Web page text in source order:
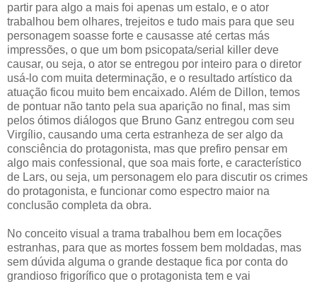
partir para algo a mais foi apenas um estalo, e o ator
trabalhou bem olhares, trejeitos e tudo mais para que seu
personagem soasse forte e causasse até certas más
impressões, o que um bom psicopata/serial killer deve
causar, ou seja, o ator se entregou por inteiro para o diretor
usá-lo com muita determinação, e o resultado artístico da
atuação ficou muito bem encaixado. Além de Dillon, temos
de pontuar não tanto pela sua aparição no final, mas sim
pelos ótimos diálogos que Bruno Ganz entregou com seu
Virgílio, causando uma certa estranheza de ser algo da
consciência do protagonista, mas que prefiro pensar em
algo mais confessional, que soa mais forte, e característico
de Lars, ou seja, um personagem elo para discutir os crimes
do protagonista, e funcionar como espectro maior na
conclusão completa da obra.
No conceito visual a trama trabalhou bem em locações
estranhas, para que as mortes fossem bem moldadas, mas
sem dúvida alguma o grande destaque fica por conta do
grandioso frigorífico que o protagonista tem e vai